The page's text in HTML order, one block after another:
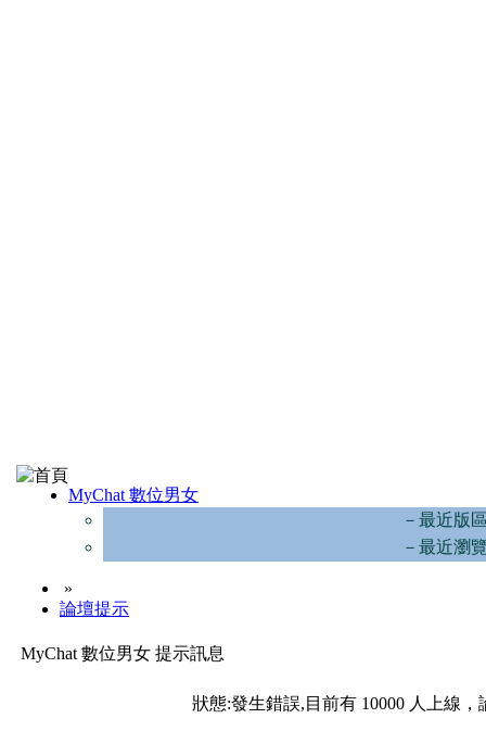
MyChat 數位男女
－最近版
－最近瀏
»
論壇提示
MyChat 數位男女 提示訊息
狀態:發生錯誤,目前有 10000 人上線